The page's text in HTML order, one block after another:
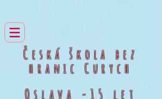
Česká škola bez
hranic
Curych
Oslava -15 let